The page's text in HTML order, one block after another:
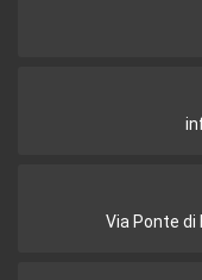
Via Ponte di